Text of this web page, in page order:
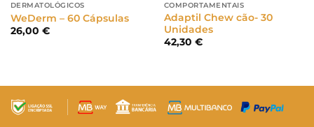
DERMATOLÓGICOS
WeDerm – 60 Cápsulas
26,00 €
COMPORTAMENTAIS
Adaptil Chew cão- 30
Unidades
42,30 €